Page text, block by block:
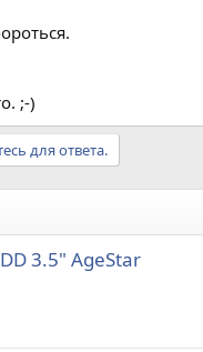
;-)
для ответа.
3.5" AgeStar